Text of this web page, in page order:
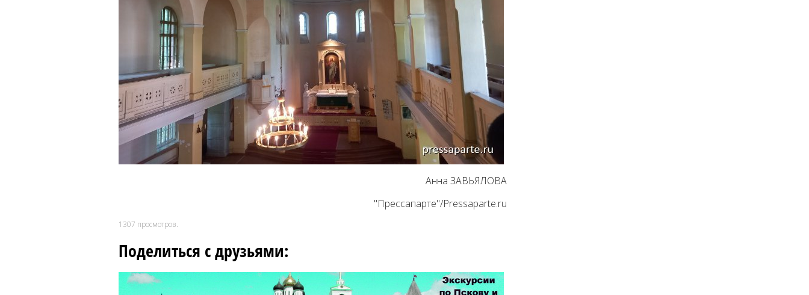
Анна ЗАВЬЯЛОВА
"Прессапарте"/Pressaparte.ru
1307 просмотров.
Поделиться с друзьями: